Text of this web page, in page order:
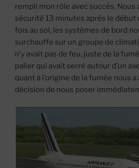
rempli mon rôle avec succès. Nous
sécurité 13 minutes après le début
fois au sol, les systèmes de bord
surchauffe sur un groupe de
n’y avait pas de feu, juste de la
palier qui avait serré autour d’un
quant à l’origine de la fumée nous
décision de nous poser